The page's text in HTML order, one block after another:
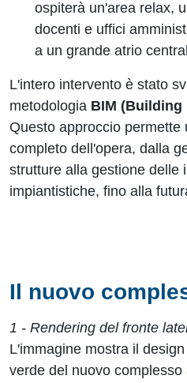
ospiterà un'area relax,
docenti e uffici
a un grande atrio
L'intero intervento è stato
metodologia BIM
Questo approccio permette
completo dell'opera, dalla
strutture alla gestione delle
impiantistiche, fino alla
Il nuovo
1 - Rendering del fronte
L'immagine mostra il
verde del nuovo